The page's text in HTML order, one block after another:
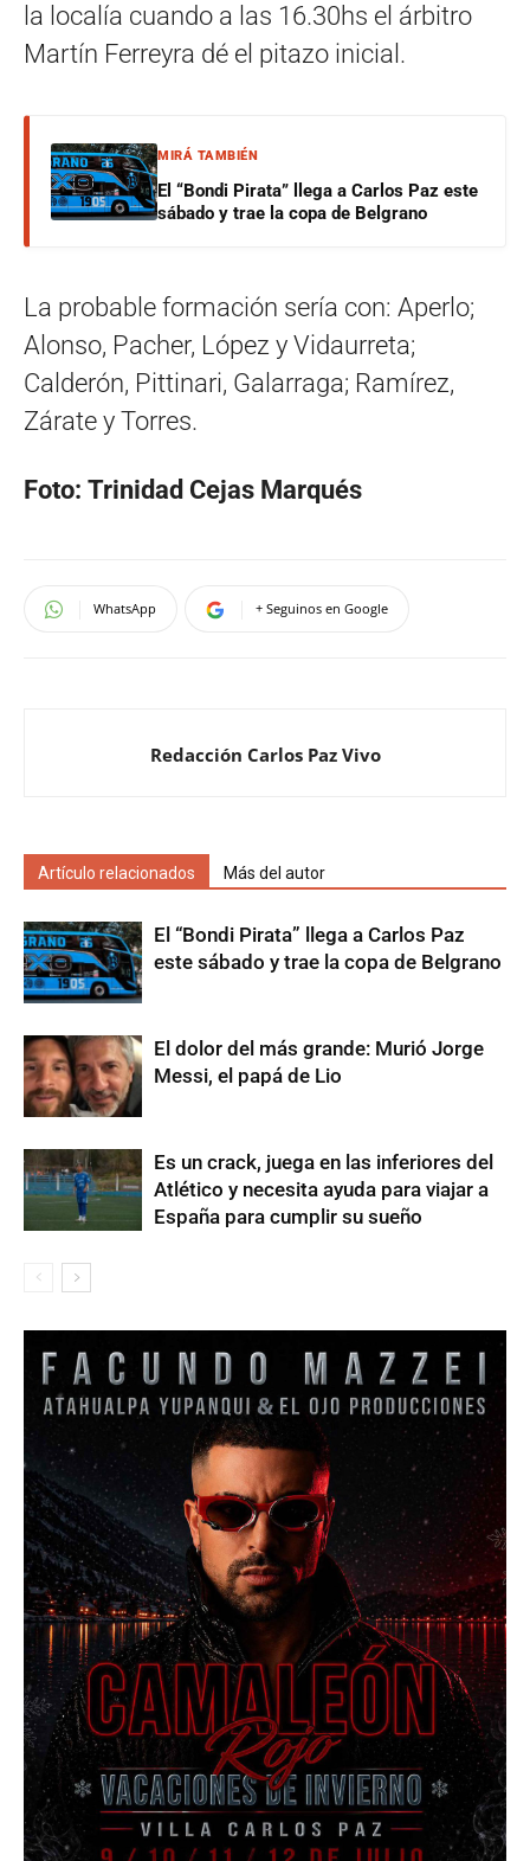
la localía cuando a las 16.30hs el árbitro
Martín Ferreyra dé el pitazo inicial.
MIRÁ TAMBIÉN
El “Bondi Pirata” llega a Carlos Paz este
sábado y trae la copa de Belgrano
La probable formación sería con: Aperlo;
Alonso, Pacher, López y Vidaurreta;
Calderón, Pittinari, Galarraga; Ramírez,
Zárate y Torres.
Foto: Trinidad Cejas Marqués
WhatsApp + Seguinos en Google
Redacción Carlos Paz Vivo
Artículo relacionados Más del autor
El “Bondi Pirata” llega a Carlos Paz
este sábado y trae la copa de Belgrano
El dolor del más grande: Murió Jorge
Messi, el papá de Lio
Es un crack, juega en las inferiores del
Atlético y necesita ayuda para viajar a
España para cumplir su sueño